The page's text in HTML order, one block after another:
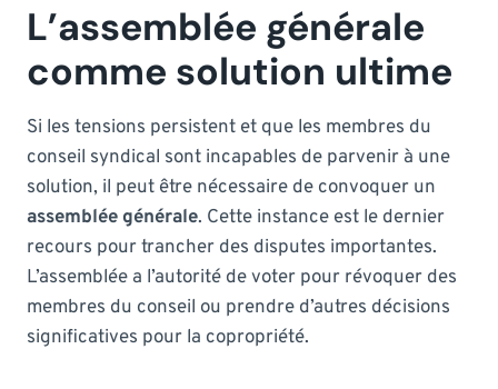
L’assemblée générale
comme solution ultime
Si les tensions persistent et que les membres du
conseil syndical sont incapables de parvenir à une
solution, il peut être nécessaire de convoquer un
assemblée générale. Cette instance est le dernier
recours pour trancher des disputes importantes.
L’assemblée a l’autorité de voter pour révoquer des
membres du conseil ou prendre d’autres décisions
significatives pour la copropriété.